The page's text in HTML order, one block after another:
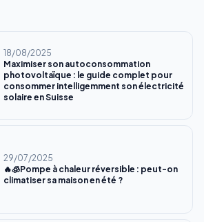
18/08/2025
Maximiser son autoconsommation
photovoltaïque : le guide complet pour
consommer intelligemment son électricité
solaire en Suisse
29/07/2025
🔥🧊Pompe à chaleur réversible : peut-on
climatiser sa maison en été ?